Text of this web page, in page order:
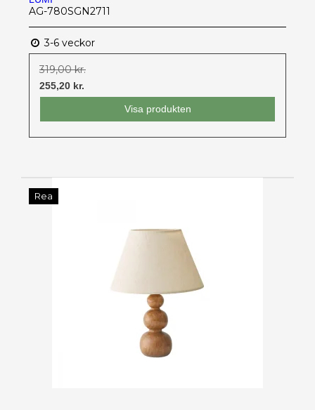
AG-780SGN2711
3-6 veckor
319,00 kr.
255,20 kr.
Visa produkten
Rea